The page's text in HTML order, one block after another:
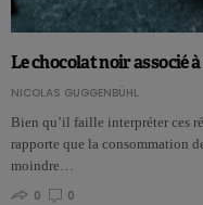
Le chocolat noir associé
NICOLAS GUGGENBÜHL
Bien qu’il faille interpréter ces
rapporte que la consommation
moindre…
0
0